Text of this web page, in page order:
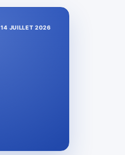
14 JUILLET 2026